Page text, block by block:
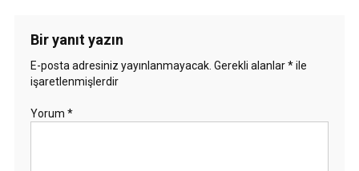
Bir yanıt yazın
E-posta adresiniz yayınlanmayacak. Gerekli alanlar*ile
işaretlenmişlerdir
Yorum *